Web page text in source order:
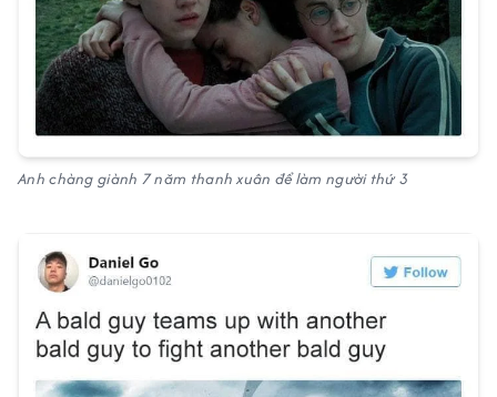
Anh chàng giành 7 năm thanh xuân để làm người thứ 3